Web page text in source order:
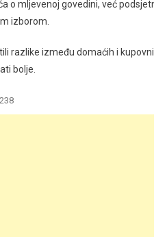
o mljevenoj govedini, već
izborom.
razlike između domaćih i
bolje.